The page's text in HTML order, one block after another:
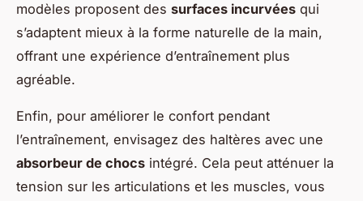
modèles proposent des surfaces incurvées qui
s’adaptent mieux à la forme naturelle de la main,
offrant une expérience d’entraînement plus
agréable.
Enfin, pour améliorer le confort pendant
l’entraînement, envisagez des haltères avec une
absorbeur de chocs intégré. Cela peut atténuer la
tension sur les articulations et les muscles, vous